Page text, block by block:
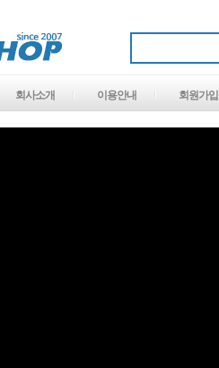
회사소개 이용안내 회원가입